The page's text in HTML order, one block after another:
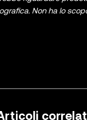
Non ha lo
digitali, o (iii)
digitali, comprese le
valutare